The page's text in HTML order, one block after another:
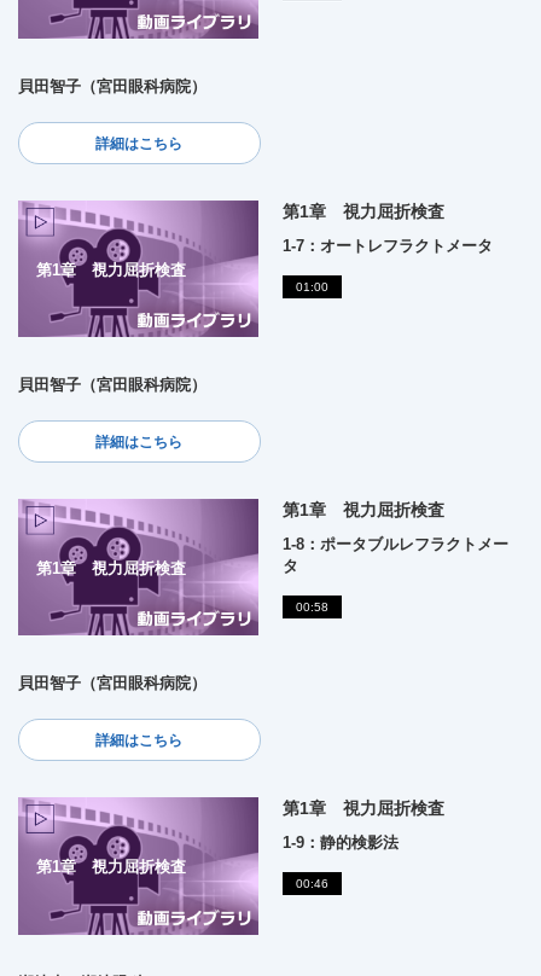
貝田智子（宮田眼科病院）
詳細はこちら
第1章 視力屈折検査
第1章 視力屈折検査
1-7：オートレフラクトメータ
01:00
貝田智子（宮田眼科病院）
詳細はこちら
第1章 視力屈折検査
第1章 視力屈折検査
1-8：ポータブルレフラクトメー
タ
00:58
貝田智子（宮田眼科病院）
詳細はこちら
第1章 視力屈折検査
第1章 視力屈折検査
1-9：静的検影法
00:46